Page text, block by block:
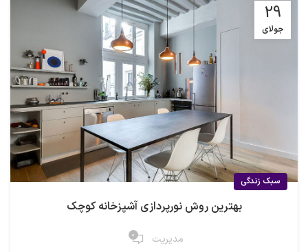
29
جولای
سبک زندگی
بهترین روش نورپردازی آشپزخانه کوچک
مدیریت 0